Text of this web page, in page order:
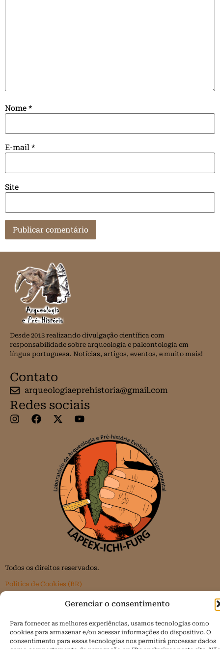
Gerenciar o consentimento
Para fornecer as melhores experiências, usamos tecnologias como
cookies para armazenar e/ou acessar informações do dispositivo. O
consentimento para essas tecnologias nos permitirá processar dados
Nome*
E-mail*
Site
Desde 2013 realizando divulgação científica com
responsabilidade sobre arqueologia e paleontologia em
língua portuguesa. Notícias, artigos, eventos, e muito mais!
Contato
arqueologiaeprehistoria@gmail.com
Redes sociais
Todos os direitos reservados.
Política de Cookies (BR)